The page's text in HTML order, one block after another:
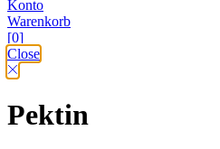
Konto
Warenkorb
[0]
Close
Pektin